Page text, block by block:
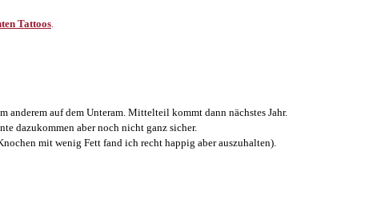
Tattoos.
anderem auf dem Unteram. Mittelteil kommt dann nächstes Jahr.
dazukommen aber noch nicht ganz sicher.
mit wenig Fett fand ich recht happig aber auszuhalten).